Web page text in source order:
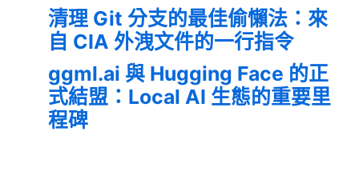
清理 Git 分支的最佳偷懶法：來
自 CIA 外洩文件的一行指令
ggml.ai 與 Hugging Face 的正
式結盟：Local AI 生態的重要里
程碑